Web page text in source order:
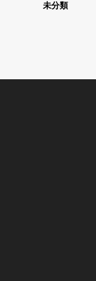
未分類